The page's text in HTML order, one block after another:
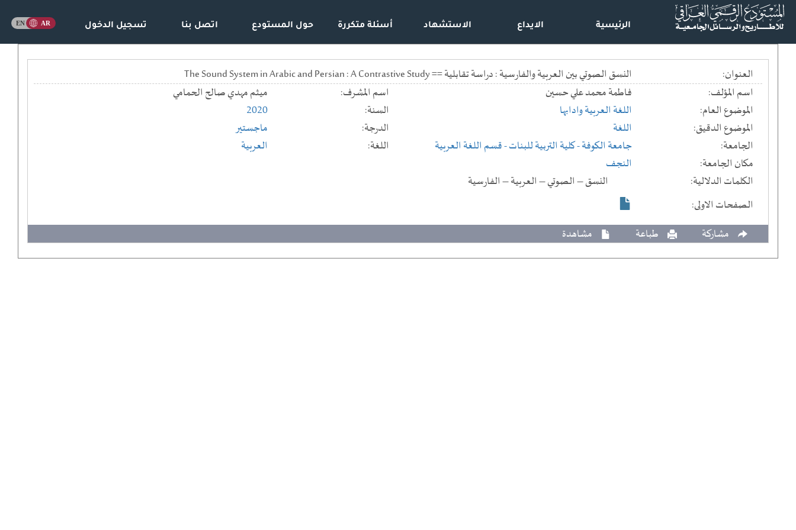
الرئيسية الايداع الاستشهاد أسئلة متكررة حول المستودع اتصل بنا تسجيل الدخول
العنوان:
النسق الصوتي بين العربية والفارسية : دراسة تقابلية == The Sound System in Arabic and Persian : A Contrastive Study
اسم المؤلف:
فاطمة محمد علي حسين اسم المشرف:
ميثم مهدي صالح الحمامي
الموضوع العام:
اللغة العربية وادابها السنة:
2020
الموضوع الدقيق:
اللغة الدرجة:
ماجستير
الجامعة:
جامعة الكوفة- كلية التربية للبنات- قسم اللغة العربية اللغة:
العربية
مكان الجامعة:
النجف
الكلمات الدلالية:
النسق – الصوتي – العربية – الفارسية
الصفحات الاولى:
مشاركة
طباعة مشاهدة